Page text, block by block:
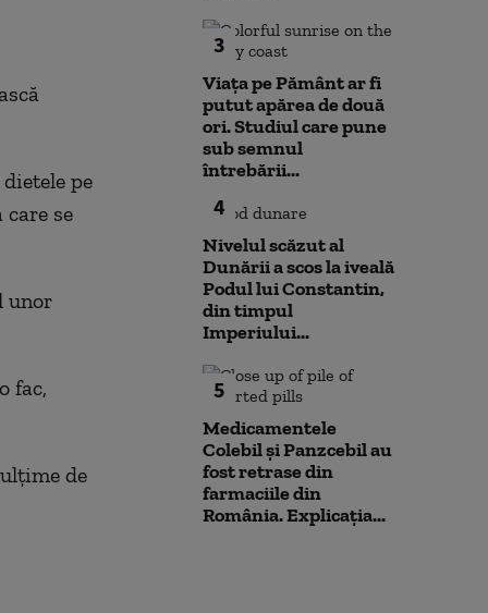
pe
se
unor
fac,
de
3
Viața pe Pământ ar fi
putut apărea de două
ori. Studiul care pune
sub semnul
întrebării...
4
Nivelul scăzut al
Dunării a scos la iveală
Podul lui Constantin,
din timpul
Imperiului...
5
Medicamentele
Colebil și Panzcebil au
fost retrase din
farmaciile din
România. Explicația...